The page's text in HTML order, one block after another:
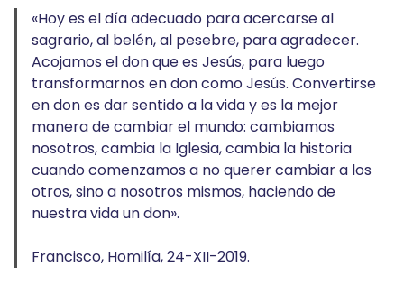
«Hoy es el día adecuado para acercarse al
sagrario, al belén, al pesebre, para agradecer.
Acojamos el don que es Jesús, para luego
transformarnos en don como Jesús. Convertirse
en don es dar sentido a la vida y es la mejor
manera de cambiar el mundo: cambiamos
nosotros, cambia la Iglesia, cambia la historia
cuando comenzamos a no querer cambiar a los
otros, sino a nosotros mismos, haciendo de
nuestra vida un don».
Francisco, Homilía, 24-XII-2019.